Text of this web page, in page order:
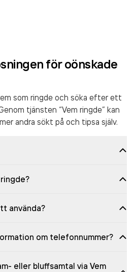
för oönskade
som ringde och söka efter ett
tjänsten “Vem ringde” kan
andra sökt på och tipsa själv.
använda?
om telefonnummer?
eller bluffsamtal via Vem